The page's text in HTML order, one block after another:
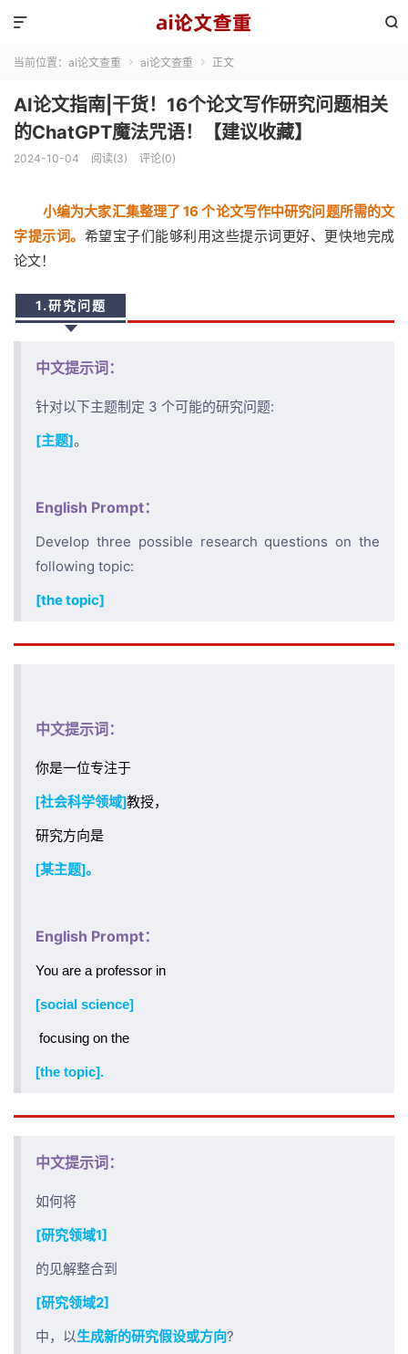


当前位置： ai论文查重  ai论文查重  正文
AI论文指南|干货！16个论文写作研究问题相关
的ChatGPT魔法咒语！【建议收藏】
2024-10-04 阅读(3) 评论(0)
小编为大家汇集整理了 16 个论文写作中研究问题所需的文
字提示词。 希望宝子们能够利用这些提示词更好、更快地完成
论文！
1.研究问题
中文提示词：
针对以下主题制定 3 个可能的研究问题:
[主题]。
English Prompt：
Develop three possible research questions on the
following topic:
[the topic]
中文提示词：
你是一位专注于
[社会科学领域]教授，
研究方向是
[某主题]。
English Prompt：
You are a professor in
[social science]
focusing on the
[the topic].
中文提示词：
如何将
[研究领域1]
的见解整合到
[研究领域2]
中，以生成新的研究假设或方向?